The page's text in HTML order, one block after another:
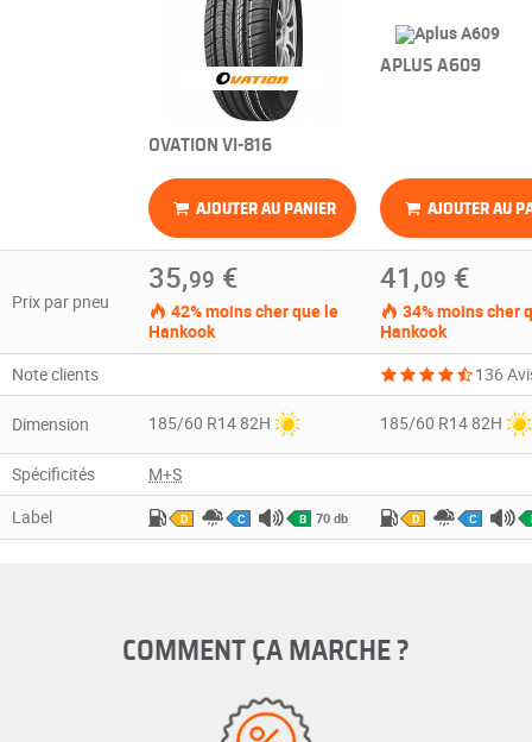
OVATION VI-816
APLUS A609
AJOUTER AU PANIER AJOUTER AU
Prix par pneu
35,99 €
42% moins cher que le
Hankook
41,09 €
34% moins cher
Hankook
Note clients
136
Dimension 185/60 R14 82H 185/60 R14 82H
Spécificités
M+S
Label
D C B 70 db D C
COMMENT ÇA MARCHE ?